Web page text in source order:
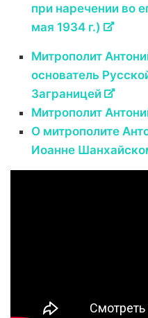
при наречении во
мая 1934 г.)
Митрополит
основатель
Заграницей
Митрополит
О митрополите
Иоанне